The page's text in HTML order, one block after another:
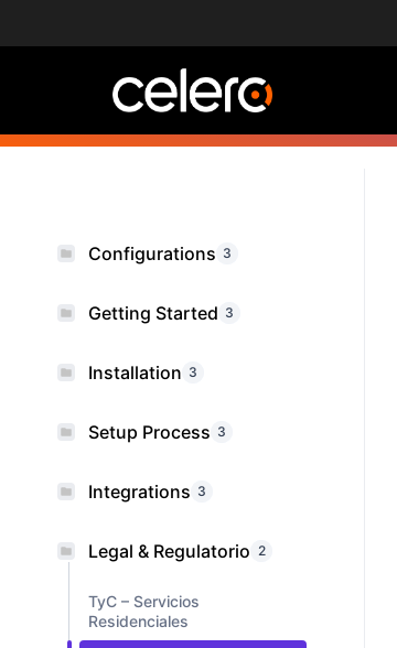
Configurations 3
Getting Started 3
Installation 3
Setup Process 3
Integrations 3
Legal & Regulatorio 2
TyC – Servicios
Residenciales